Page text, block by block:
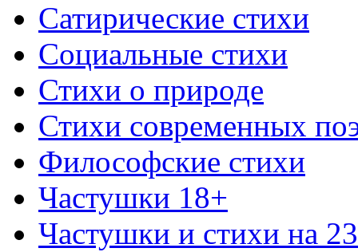
Сатирические стихи
Социальные стихи
Стихи о природе
Стихи современных
Философские стихи
Частушки 18+
Частушки и стихи на